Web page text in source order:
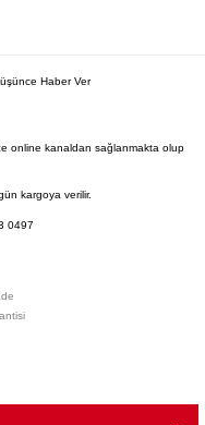
Haber Ver
online kanaldan sağlanmakta olup
kargoya verilir.
0497